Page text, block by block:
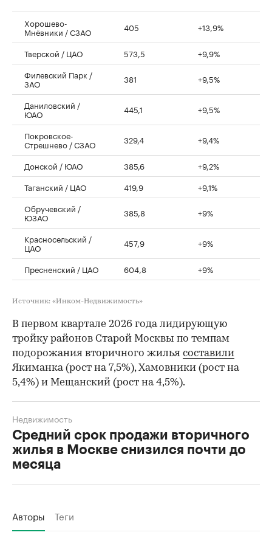
Хорошево-
Мнёвники / СЗАО 405 +13,9%
Тверской / ЦАО 573,5
+9,9%
Филевский Парк /
ЗАО 381 +9,5%
Даниловский /
ЮАО 445,1 +9,5%
Покровское-
Стрешнево / СЗАО 329,4 +9,4%
Донской / ЮАО 385,6
+9,2%
Таганский / ЦАО
419,9
+9,1%
Обручевский /
ЮЗАО 385,8 +9%
Красносельский /
ЦАО 457,9 +9%
Пресненский / ЦАО 604,8 +9%
Источник: «Инком-Недвижимость»
В первом квартале 2026 года лидирующую
тройку районов Старой Москвы по темпам
подорожания вторичного жилья составили
Якиманка (рост на 7,5%), Хамовники (рост на
5,4%) и Мещанский (рост на 4,5%).
Средний срок продажи вторичного
жилья в Москве снизился почти до
месяца
Недвижимость
Авторы Теги